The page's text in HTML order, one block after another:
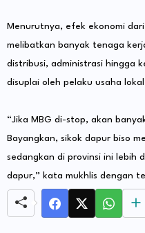
Menurutnya, efek ekonomi
melibatkan banyak tenaga
distribusi, administrasi hingga
disuplai oleh pelaku usaha
“Jika MBG di-stop, akan
Bayangkan, sikok dapur biso
sedangkan di provinsi ini lebih
dapur,” kata mukhlis dengan